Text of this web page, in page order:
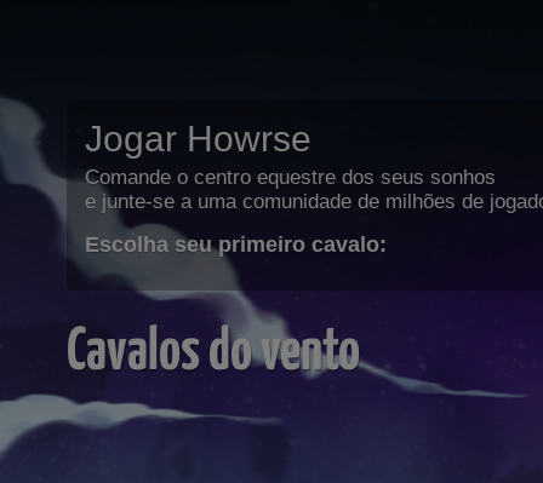
Jogar Howrse
Comande o centro equestre dos seus sonhos
e junte-se a uma comunidade de milhões de
Escolha seu primeiro cavalo:
Cavalos do vento